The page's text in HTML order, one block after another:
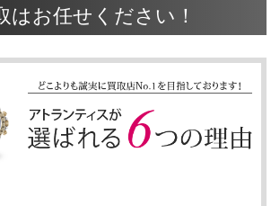
はお任せください！